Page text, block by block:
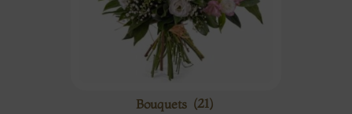
Bouquets (21)